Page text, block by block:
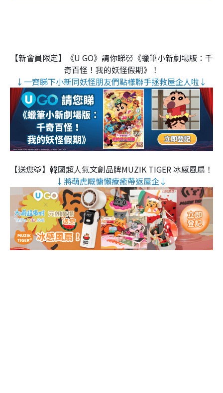
【新會員限定】《U GO》請你睇👹《蠟筆小新劇場版：千
奇百怪！我的妖怪假期》！
↓一齊睇下小新同妖怪朋友們點樣聯手拯救屋企人啦↓
【送您🐯】韓國超人氣文創品牌MUZIK TIGER 冰感風扇！
↓將萌虎嘅慵懶療癒帶返屋企↓